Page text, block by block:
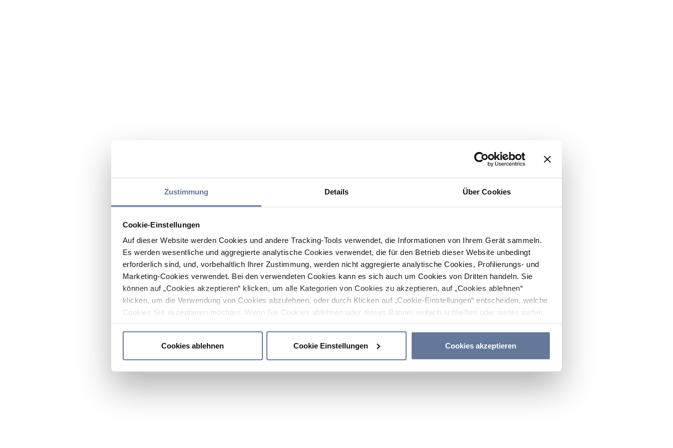
Zustimmung Details Über Cookies
Cookie-Einstellungen
Auf dieser Website werden Cookies und andere Tracking-Tools verwendet, die Informationen von Ihrem Gerät sammeln.
Es werden wesentliche und aggregierte analytische Cookies verwendet, die für den Betrieb dieser Website unbedingt
erforderlich sind, und, vorbehaltlich Ihrer Zustimmung, werden nicht aggregierte analytische Cookies, Profilierungs- und
Marketing-Cookies verwendet. Bei den verwendeten Cookies kann es sich auch um Cookies von Dritten handeln. Sie
können auf „Cookies akzeptieren“ klicken, um alle Kategorien von Cookies zu akzeptieren, auf „Cookies ablehnen“
klicken, um die Verwendung von Cookies abzulehnen, oder durch Klicken auf „Cookie-Einstellungen“ entscheiden, welche
Cookies Sie akzeptieren möchten. Wenn Sie Cookies ablehnen oder dieses Banner einfach schließen oder weiter surfen,
Cookies ablehnen
Cookie Einstellungen Cookies akzeptieren